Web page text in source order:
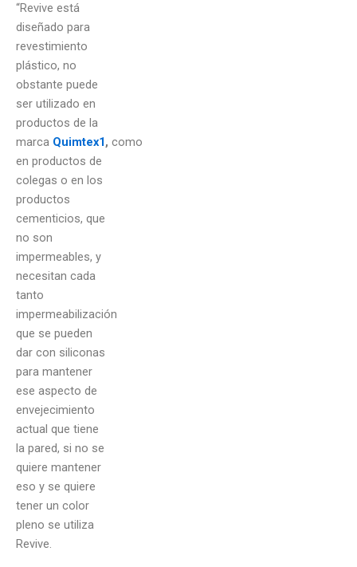
“Revive está
diseñado para
revestimiento
plástico, no
obstante puede
ser utilizado en
productos de la
marca Quimtex1, como
en productos de
colegas o en los
productos
cementicios, que
no son
impermeables, y
necesitan cada
tanto
impermeabilización
que se pueden
dar con siliconas
para mantener
ese aspecto de
envejecimiento
actual que tiene
la pared, si no se
quiere mantener
eso y se quiere
tener un color
pleno se utiliza
Revive.